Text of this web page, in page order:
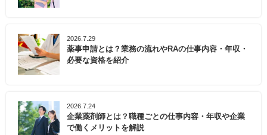
2026.7.29
薬事申請とは？業務の流れやRAの仕事内容・年収・
必要な資格を紹介
2026.7.24
企業薬剤師とは？職種ごとの仕事内容・年収や企業
で働くメリットを解説